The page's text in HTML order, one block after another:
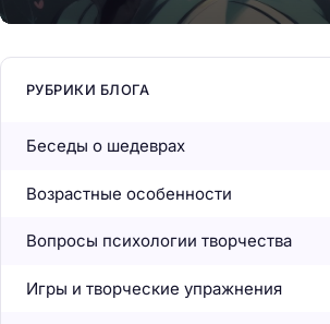
РУБРИКИ БЛОГА
Беседы о шедеврах
Возрастные особенности
Вопросы психологии творчества
Игры и творческие упражнения